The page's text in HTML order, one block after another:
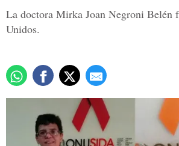
La doctora Mirka Joan Negroni Belén
Unidos.